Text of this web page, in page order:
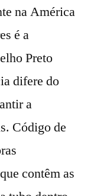
na América
é a
Preto
difere do
a
Código de
contêm as